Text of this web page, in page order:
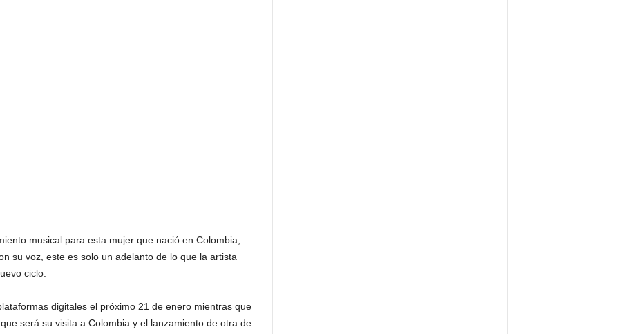
musical para esta mujer que nació en Colombia,
su voz, este es solo un adelanto de lo que la artista
ciclo.
digitales el próximo 21 de enero mientras que
será su visita a Colombia y el lanzamiento de otra de